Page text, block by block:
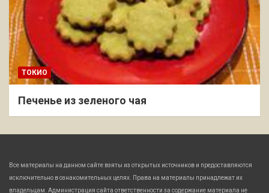
ТОКИО
Печенье из зеленого чая
Все материалы на данном сайте взяты из открытых источников и предоставляются
исключительно в ознакомительных целях. Права на материалы принадлежат их
владельцам. Администрация сайта ответственности за содержание материала не